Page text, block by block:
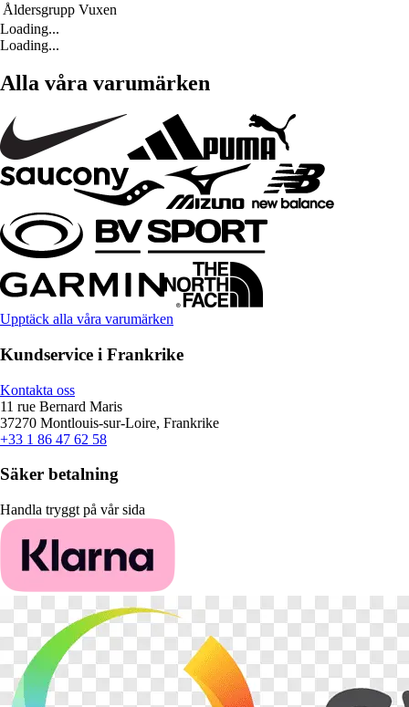
Åldersgrupp Vuxen
Loading...
Loading...
Alla våra varumärken
Upptäck alla våra varumärken
Kundservice i Frankrike
Kontakta oss
11 rue Bernard Maris
37270 Montlouis-sur-Loire, Frankrike
+33 1 86 47 62 58
Säker betalning
Handla tryggt på vår sida